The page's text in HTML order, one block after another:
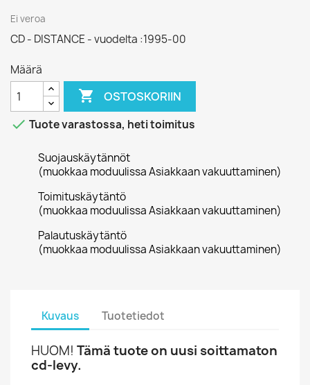
Ei veroa
CD - DISTANCE - vuodelta :1995-00
Määrä
 OSTOSKORIIN
 Tuote varastossa, heti toimitus
Suojauskäytännöt
(muokkaa moduulissa Asiakkaan vakuuttaminen)
Toimituskäytäntö
(muokkaa moduulissa Asiakkaan vakuuttaminen)
Palautuskäytäntö
(muokkaa moduulissa Asiakkaan vakuuttaminen)
Kuvaus Tuotetiedot
HUOM! Tämä tuote on uusi soittamaton
cd-levy.